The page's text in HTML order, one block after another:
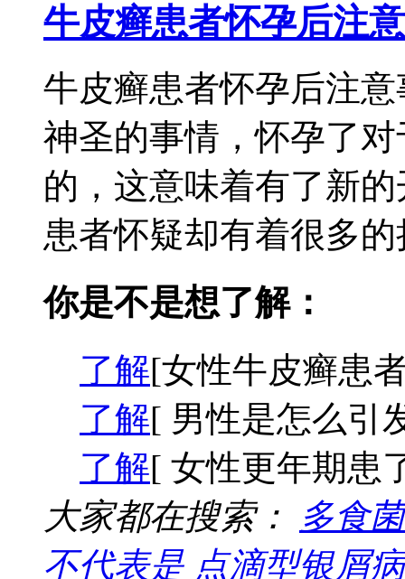
牛皮癣患者怀孕后注意
牛皮癣患者怀孕后注
神圣的事情，怀孕了
的，这意味着有了新
患者怀疑却有着很多
你是不是想了解：
了解[女性牛皮癣患
了解[ 男性是怎么引
了解[ 女性更年期患
大家都在搜索：
多食
不代表是 点滴型银屑